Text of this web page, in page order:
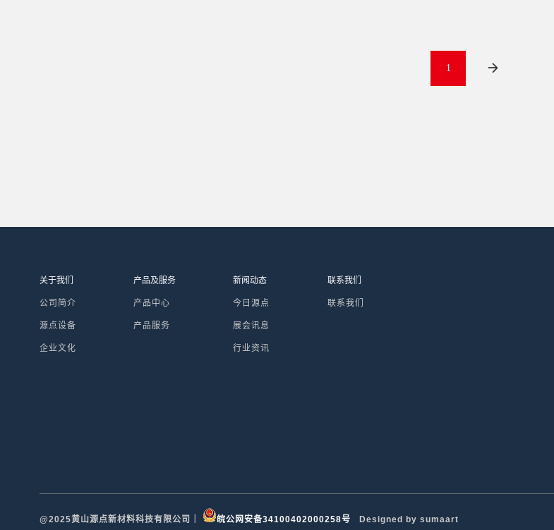
1
关于我们
公司简介
源点设备
企业文化
产品及服务
产品中心
产品服务
新闻动态
今日源点
展会讯息
行业资讯
联系我们
联系我们
@2025黄山源点新材料科技有限公司｜ 皖公网安备34100402000258号 Designed by sumaart